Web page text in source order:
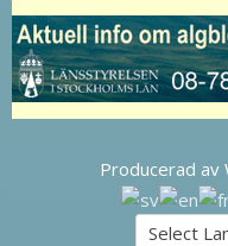
Producerad av